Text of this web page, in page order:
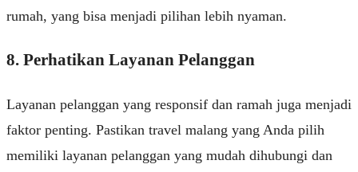
rumah, yang bisa menjadi pilihan lebih nyaman.
8. Perhatikan Layanan Pelanggan
Layanan pelanggan yang responsif dan ramah juga menjadi
faktor penting. Pastikan travel malang yang Anda pilih
memiliki layanan pelanggan yang mudah dihubungi dan